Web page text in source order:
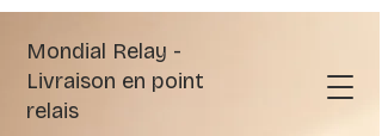
Mondial Relay -
Livraison en point
relais